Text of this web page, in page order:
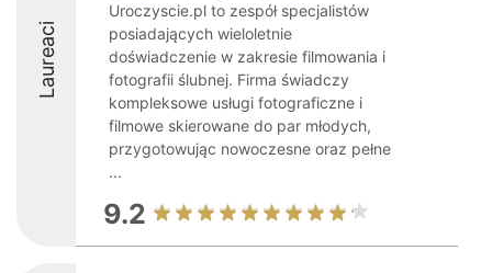
Laureaci
Uroczyscie.pl to zespół specjalistów
posiadających wieloletnie
doświadczenie w zakresie filmowania i
fotografii ślubnej. Firma świadczy
kompleksowe usługi fotograficzne i
filmowe skierowane do par młodych,
przygotowując nowoczesne oraz pełne
...
9.2